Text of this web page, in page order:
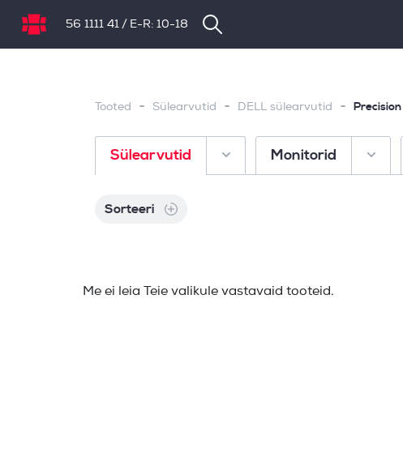
NB.ee
56 1111 41 / E-R: 10-18
Tooted - Sülearvutid - DELL sülearvutid - Precision
Sülearvutid Monitorid
Sorteeri
Me ei leia Teie valikule vastavaid tooteid.